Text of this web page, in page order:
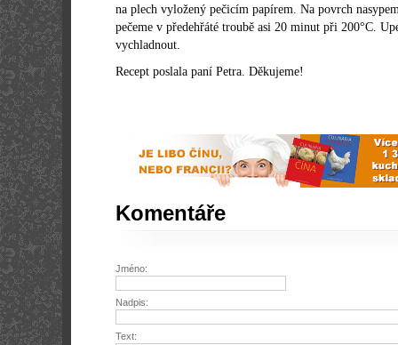
na plech vyložený pečicím papírem. Na povrch
pečeme v předehřáté troubě asi 20 minut při 200°C.
vychladnout.
Recept poslala paní Petra. Děkujeme!
Komentáře
Jméno:
Nadpis:
Text: